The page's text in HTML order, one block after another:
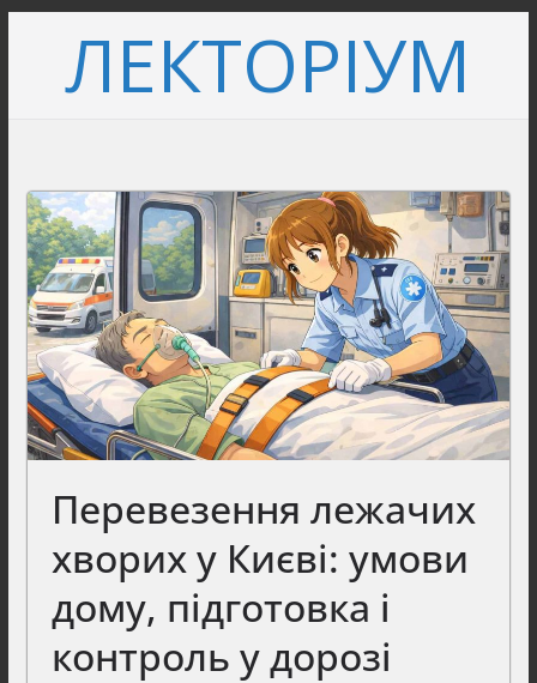
вмістуЛЕКТОРІУМ
Перевезення лежачих
хворих у Києві: умови
дому, підготовка і
контроль у дорозі